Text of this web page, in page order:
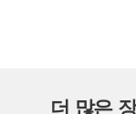
더 많은